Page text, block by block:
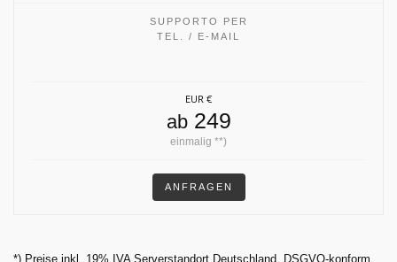
SUPPORTO PER
TEL. / E-MAIL
EUR €
ab249
einmalig **)
ANFRAGEN
*) Preise inkl. 19% IVA Serverstandort Deutschland, DSGVO-konform.